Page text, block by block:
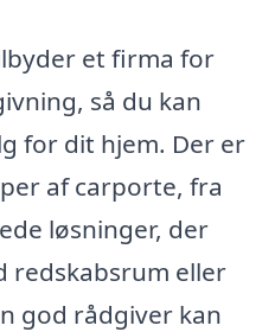
et firma for
så du kan
for dit hjem. Der er
af carporte, fra
løsninger, der
redskabsrum eller
god rådgiver kan